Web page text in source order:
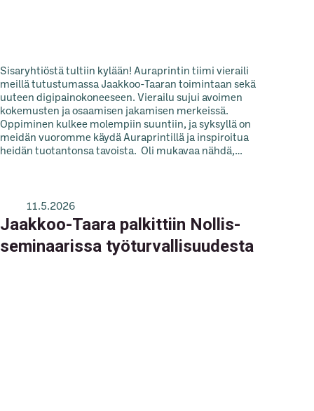
Sisaryhtiöstä tultiin kylään! Auraprintin tiimi vieraili
meillä tutustumassa Jaakkoo-Taaran toimintaan sekä
uuteen digipainokoneeseen. Vierailu sujui avoimen
kokemusten ja osaamisen jakamisen merkeissä.
Oppiminen kulkee molempiin suuntiin, ja syksyllä on
meidän vuoromme käydä Auraprintillä ja inspiroitua
heidän tuotantonsa tavoista. Oli mukavaa nähdä,…
11.5.2026
Jaakkoo-Taara palkittiin Nollis-
seminaarissa työturvallisuudesta